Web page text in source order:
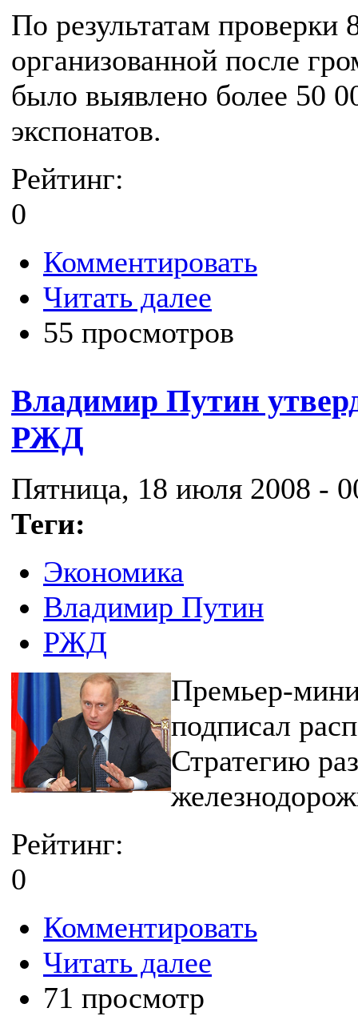
По результатам проверки
организованной после
было выявлено более 50
экспонатов.
Рейтинг:
0
Комментировать
Читать далее
55 просмотров
Владимир Путин
РЖД
Пятница, 18 июля 2008 -
Теги:
Экономика
Владимир Путин
РЖД
Премьер-
подписал
Стратегию
Рейтинг:
0
Комментировать
Читать далее
71 просмотр